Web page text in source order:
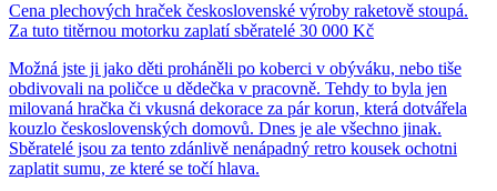
Cena plechových hraček československé výroby raketově stoupá.
Za tuto titěrnou motorku zaplatí sběratelé 30 000 Kč
Možná jste ji jako děti proháněli po koberci v obýváku, nebo tiše
obdivovali na poličce u dědečka v pracovně. Tehdy to byla jen
milovaná hračka či vkusná dekorace za pár korun, která dotvářela
kouzlo československých domovů. Dnes je ale všechno jinak.
Sběratelé jsou za tento zdánlivě nenápadný retro kousek ochotni
zaplatit sumu, ze které se točí hlava.